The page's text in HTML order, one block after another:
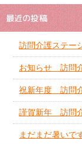
最近の投稿
訪問介護ステー
お知らせ 訪問
祝新年度 訪問
謹賀新年 訪問
まだまだ暑い